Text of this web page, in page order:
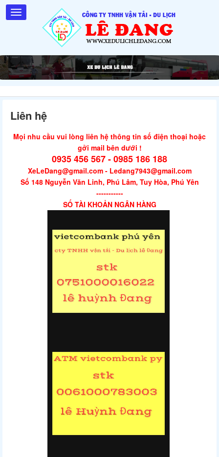
Liên hệ
Mọi nhu cầu vui lòng liên hệ thông tin số điện thoại hoặc
gởi mail bên dưới !
0935 456 567 - 0985 186 188
XeLeDang@gmail.com - Ledang7943@gmail.com
Số 148 Nguyễn Văn Linh, Phú Lâm, Tuy Hòa, Phú Yên
-----------
SỐ TÀI KHOẢN NGÂN HÀNG